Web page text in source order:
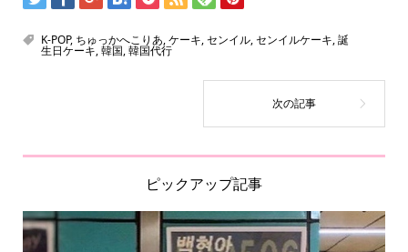
K-POP, ちゅっかへこりあ,ケーキ,センイル,センイルケーキ,誕
生日ケーキ,韓国,韓国代行
ピックアップ記事